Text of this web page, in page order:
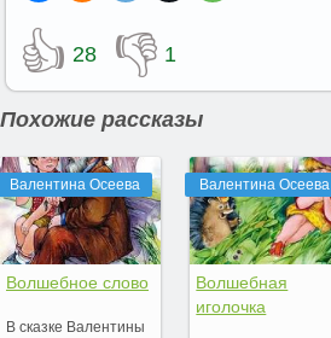
👍 28 👎 1
Похожие рассказы
Валентина Осеева
Волшебное слово
В сказке Валентины
Валентина Осеева
Волшебная
иголочка